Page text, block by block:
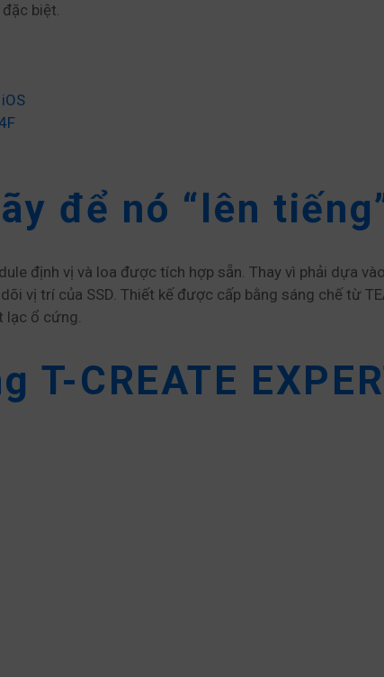
biệt.
để nó “lên
định vị và loa được tích hợp sẵn. Thay vì phải dựa
vị trí của SSD. Thiết kế được cấp bằng sáng chế từ
lạc ổ cứng.
T-CREATE